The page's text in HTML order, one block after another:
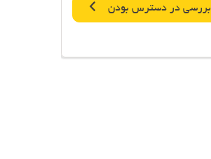
بررسی در دسترس بودن